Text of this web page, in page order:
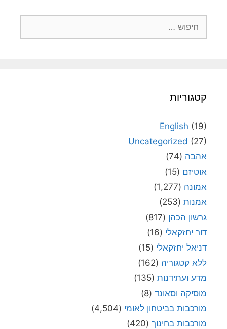
קטגוריות
English (19)
Uncategorized (27)
אהבה (74)
אוטיזם (15)
אמונה (1,277)
אמנות (253)
גרשון הכהן (817)
דור יחזקאלי (16)
דניאל יחזקאלי (15)
ללא קטגוריה (162)
מדע ועתידנות (135)
מוסיקה וסאונד (8)
מורכבות בביטחון לאומי (4,504)
מורכבות בחינוך (420)